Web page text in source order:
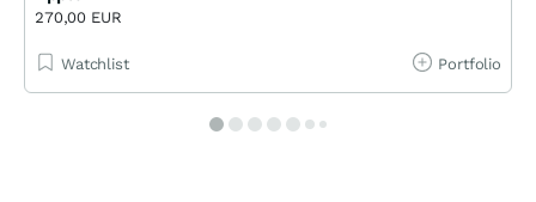
270,00 EUR
Watchlist Portfolio